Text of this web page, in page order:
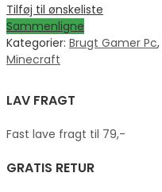
Tilføj til ønskeliste
Sammenligne
Kategorier: Brugt Gamer Pc,
Minecraft
LAV FRAGT
Fast lave fragt til 79,-
GRATIS RETUR